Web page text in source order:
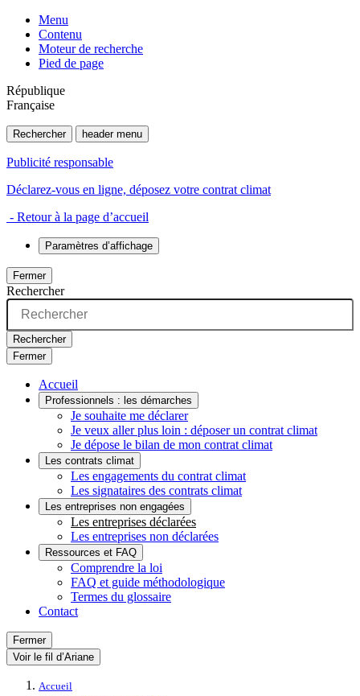
Menu
Contenu
Moteur de recherche
Pied de page
République
Française
Rechercher header menu
Publicité responsable
Déclarez-vous en ligne, déposez votre contrat climat
- Retour à la page d’accueil
Paramètres d’affichage
Fermer
Rechercher
Rechercher
Fermer
Accueil
Professionnels : les démarches
Je souhaite me déclarer
Je veux aller plus loin : déposer un contrat climat
Je dépose le bilan de mon contrat climat
Les contrats climat
Les engagements du contrat climat
Les signataires des contrats climat
Les entreprises non engagées
Les entreprises déclarées
Les entreprises non déclarées
Ressources et FAQ
Comprendre la loi
FAQ et guide méthodologique
Termes du glossaire
Contact
Fermer
Voir le fil d’Ariane
Accueil